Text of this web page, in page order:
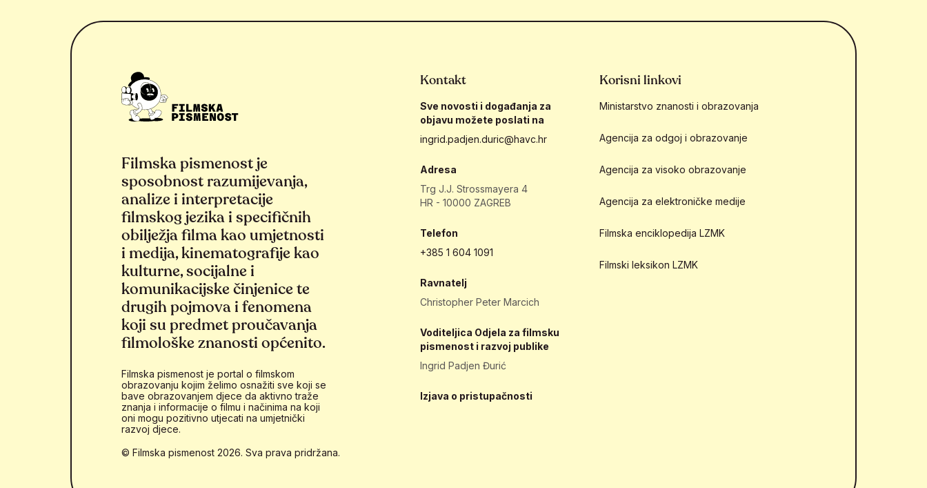
Filmska pismenost je
sposobnost razumijevanja,
analize i interpretacije
filmskog jezika i specifičnih
obilježja filma kao umjetnosti
i medija, kinematografije kao
kulturne, socijalne i
komunikacijske činjenice te
drugih pojmova i fenomena
koji su predmet proučavanja
filmološke znanosti općenito.
Filmska pismenost je portal o filmskom
obrazovanju kojim želimo osnažiti sve koji se
bave obrazovanjem djece da aktivno traže
znanja i informacije o filmu i načinima na koji
oni mogu pozitivno utjecati na umjetnički
razvoj djece.
Kontakt
Sve novosti i događanja za
objavu možete poslati na
ingrid.padjen.duric@havc.hr
Adresa
Trg J.J. Strossmayera 4
HR - 10000 ZAGREB
Telefon
+385 1 604 1091
Ravnatelj
Christopher Peter Marcich
Voditeljica Odjela za filmsku
pismenost i razvoj publike
Ingrid Padjen Đurić
Izjava o pristupačnosti
Korisni linkovi
Ministarstvo znanosti i obrazovanja
Agencija za odgoj i obrazovanje
Agencija za visoko obrazovanje
Agencija za elektroničke medije
Filmska enciklopedija LZMK
Filmski leksikon LZMK
© Filmska pismenost 2026. Sva prava pridržana.